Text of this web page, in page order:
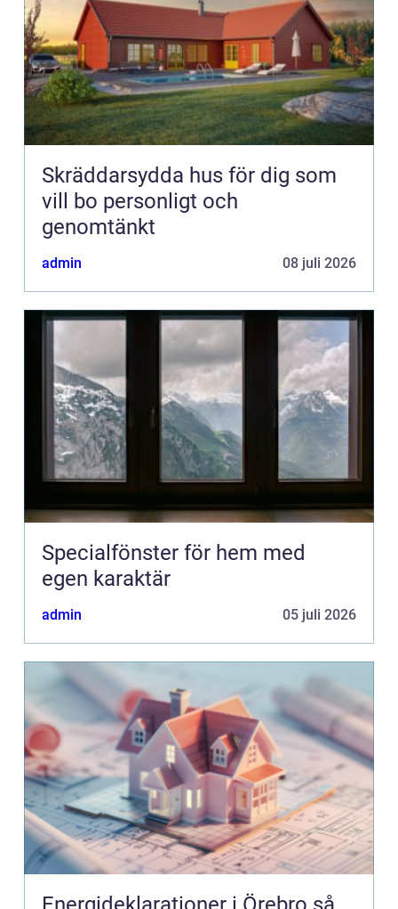
Skräddarsydda hus för dig som
vill bo personligt och
genomtänkt
admin 08 juli 2026
Specialfönster för hem med
egen karaktär
admin 05 juli 2026